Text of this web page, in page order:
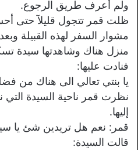
ولم أعرف طريق الرجوع.
ظلت قمر تتجول قليلآ حتى
مشوار السفر لهذه القبيلة
منزل هناك وشاهدتها سيدة
فنادت عليها:
يا بنتي تعالي الى هناك من
نظرت قمر ناحية السيدة
إليها.
قمر: نعم هل تريدين شئ يا
قالت السيدة: